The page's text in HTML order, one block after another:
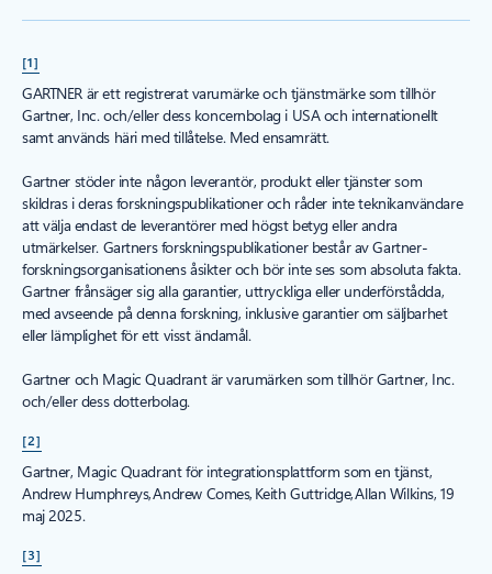
[1]
GARTNER är ett registrerat varumärke och tjänstmärke som tillhör
Gartner, Inc. och/eller dess koncernbolag i USA och internationellt
samt används häri med tillåtelse. Med ensamrätt.
Gartner stöder inte någon leverantör, produkt eller tjänster som
skildras i deras forskningspublikationer och råder inte teknikanvändare
att välja endast de leverantörer med högst betyg eller andra
utmärkelser. Gartners forskningspublikationer består av Gartner-
forskningsorganisationens åsikter och bör inte ses som absoluta fakta.
Gartner frånsäger sig alla garantier, uttryckliga eller underförstådda,
med avseende på denna forskning, inklusive garantier om säljbarhet
eller lämplighet för ett visst ändamål.
Gartner och Magic Quadrant är varumärken som tillhör Gartner, Inc.
och/eller dess dotterbolag.
[2]
Gartner, Magic Quadrant för integrationsplattform som en tjänst,
Andrew Humphreys, Andrew Comes, Keith Guttridge, Allan Wilkins, 19
maj 2025.
[3]